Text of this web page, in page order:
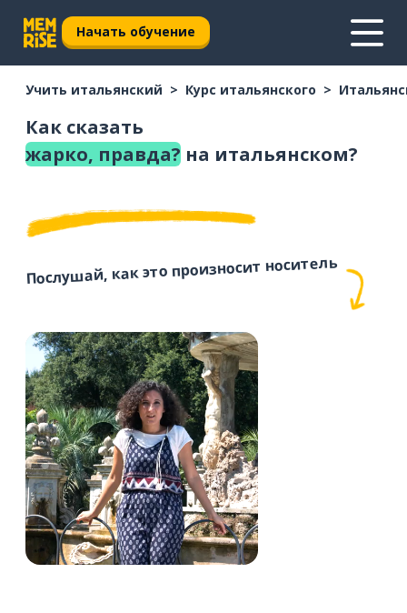
Начать обучение
Учить итальянский Курс итальянского
Как сказать
жарко, правда? на итальянском?
Послушай, как это произносит носитель